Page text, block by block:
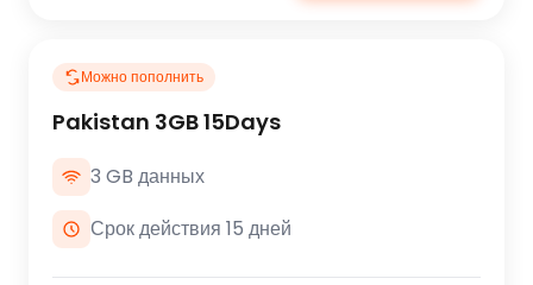
Можно пополнить
Pakistan 3GB 15Days
3 GB данных
Срок действия 15 дней